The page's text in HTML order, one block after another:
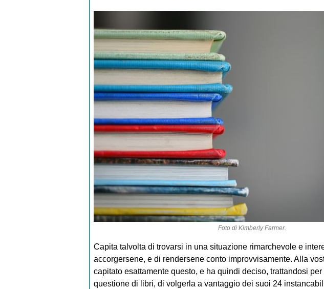
Foto di Kimberly Farmer.
Capita talvolta di trovarsi in una situazione rimarchevole e
accorgersene, e di rendersene conto improvvisamente. Alla
capitato esattamente questo, e ha quindi deciso, trattandosi
questione di libri, di volgerla a vantaggio dei suoi 24